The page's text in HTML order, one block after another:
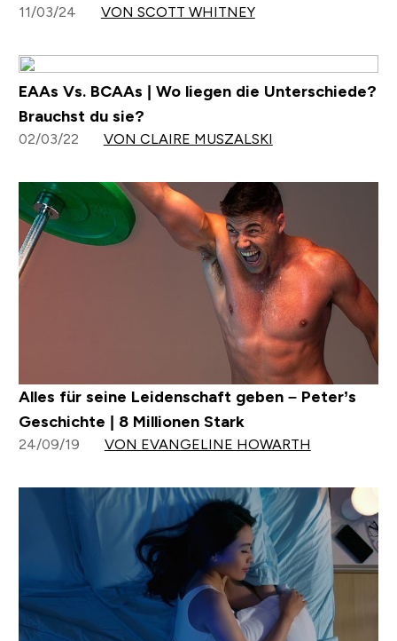
11/03/24 VON SCOTT WHITNEY
EAAs Vs. BCAAs | Wo liegen die Unterschiede?
Brauchst du sie?
02/03/22 VON CLAIRE MUSZALSKI
Alles für seine Leidenschaft geben – Peter’s
Geschichte | 8 Millionen Stark
24/09/19 VON EVANGELINE HOWARTH